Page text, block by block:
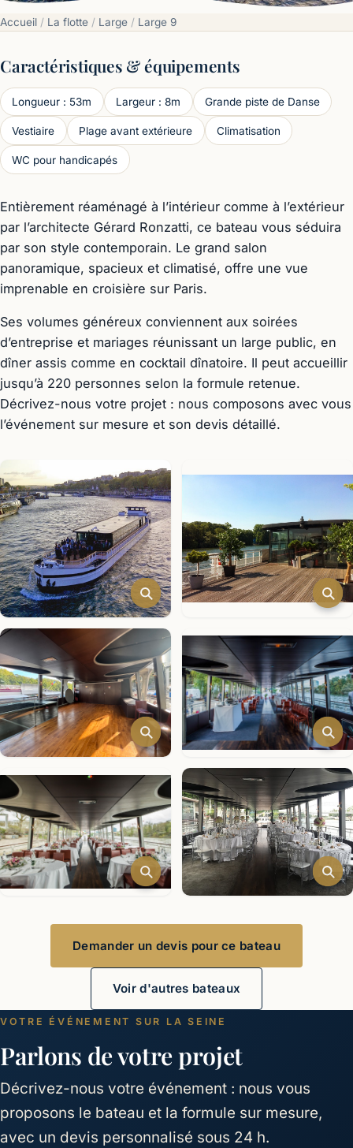
Accueil / La flotte / Large / Large 9
Caractéristiques & équipements
Longueur : 53m Largeur : 8m Grande piste de Danse
Vestiaire Plage avant extérieure Climatisation
WC pour handicapés
Entièrement réaménagé à l’intérieur comme à l’extérieur
par l’architecte Gérard Ronzatti, ce bateau vous séduira
par son style contemporain. Le grand salon
panoramique, spacieux et climatisé, offre une vue
imprenable en croisière sur Paris.
Ses volumes généreux conviennent aux soirées
d’entreprise et mariages réunissant un large public, en
dîner assis comme en cocktail dînatoire. Il peut accueillir
jusqu’à 220 personnes selon la formule retenue.
Décrivez-nous votre projet : nous composons avec vous
l’événement sur mesure et son devis détaillé.
Demander un devis pour ce bateau
Voir d'autres bateaux
VOTRE ÉVÉNEMENT SUR LA SEINE
Parlons de votre projet
Décrivez-nous votre événement : nous vous
proposons le bateau et la formule sur mesure,
avec un devis personnalisé sous 24 h.